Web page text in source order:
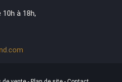
10h à 18h,